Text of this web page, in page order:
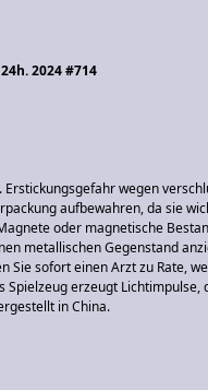
2024 #714
wegen
aufbewahren, da sie
oder magnetische
metallischen Gegenstand
Sie sofort einen Arzt zu Rate,
Spielzeug erzeugt Lichtimpulse,
in China.